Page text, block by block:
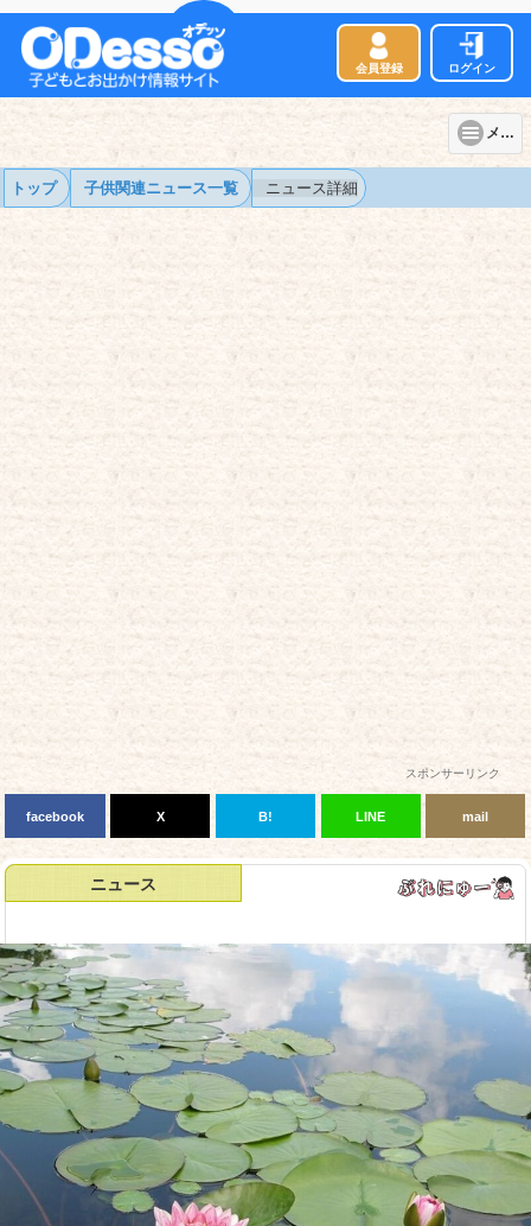
会員登録 ログイン
メニュー
トップ 子供関連ニュース一覧 ニュース詳細
スポンサーリンク
facebook X B! LINE mail
ニュース